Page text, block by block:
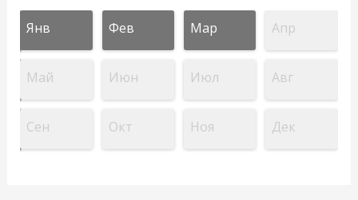
Янв Фев Мар Апр
Май Июн Июл Авг
Сен Окт Ноя Дек